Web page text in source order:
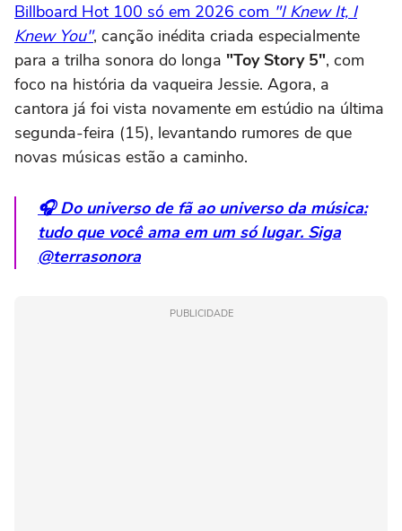
Billboard Hot 100 só em 2026 com "I Knew It, I
Knew You", canção inédita criada especialmente
para a trilha sonora do longa "Toy Story 5", com
foco na história da vaqueira Jessie. Agora, a
cantora já foi vista novamente em estúdio na última
segunda-feira (15), levantando rumores de que
novas músicas estão a caminho.
🎧 Do universo de fã ao universo da música:
tudo que você ama em um só lugar. Siga
@terrasonora
PUBLICIDADE